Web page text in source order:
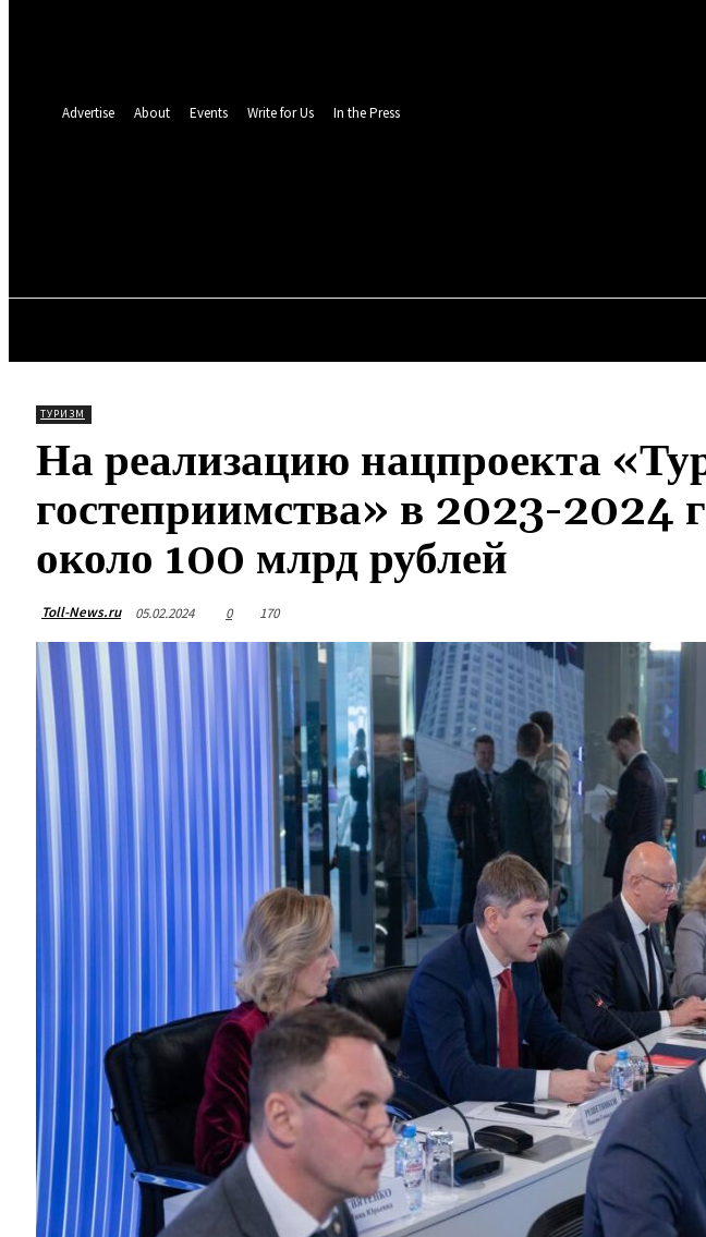
Advertise
About Events Write for Us In the Press
ТУРИЗМ
На реализацию нацпроекта
гостеприимства» в 2023-2024
около 100 млрд рублей
Toll-News.ru 05.02.2024 0 170